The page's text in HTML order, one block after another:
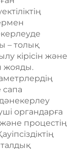
– толық
кірісін және
жояды.
органдарға
процестің